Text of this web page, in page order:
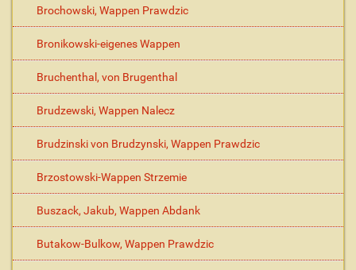
Brochowski, Wappen Prawdzic
Bronikowski-eigenes Wappen
Bruchenthal, von Brugenthal
Brudzewski, Wappen Nalecz
Brudzinski von Brudzynski, Wappen Prawdzic
Brzostowski-Wappen Strzemie
Buszack, Jakub, Wappen Abdank
Butakow-Bulkow, Wappen Prawdzic